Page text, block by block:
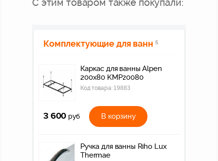
С этим товаром также покупали:
Комплектующие для ванн 5
Каркас для ванны Alpen
200x80 KMP20080
Код товара: 19883
3 600 руб В корзину
Ручка для ванны Riho Lux
Thermae